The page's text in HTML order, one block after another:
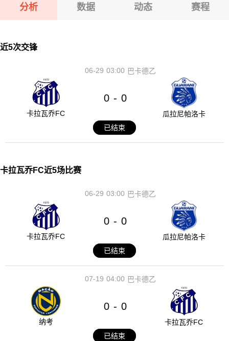
分析 数据 动态 赛程
近5次交锋
03:00
06-29 巴卡德乙
卡拉瓦乔FC
0 - 0
瓜拉尼帕洛卡
已结束
卡拉瓦乔FC近5场比赛
03:00
06-29 巴卡德乙
卡拉瓦乔FC
0 - 0
瓜拉尼帕洛卡
已结束
04:00
07-19 巴卡德乙
纳考
0 - 0
卡拉瓦乔FC
已结束